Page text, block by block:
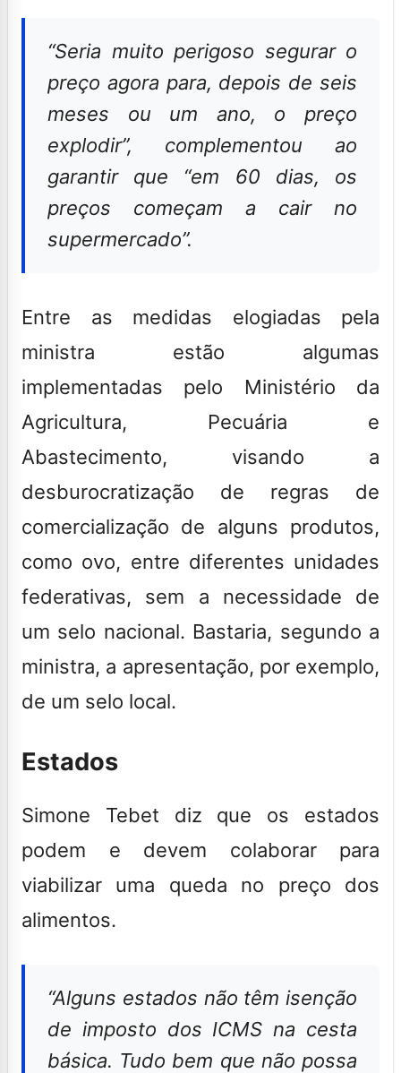
“Seria muito perigoso segurar o
preço agora para, depois de seis
meses ou um ano, o preço
explodir”, complementou ao
garantir que “em 60 dias, os
preços começam a cair no
supermercado”.
Entre as medidas elogiadas pela
ministra estão algumas
implementadas pelo Ministério da
Agricultura, Pecuária e
Abastecimento, visando a
desburocratização de regras de
comercialização de alguns produtos,
como ovo, entre diferentes unidades
federativas, sem a necessidade de
um selo nacional. Bastaria, segundo a
ministra, a apresentação, por exemplo,
de um selo local.
Estados
Simone Tebet diz que os estados
podem e devem colaborar para
viabilizar uma queda no preço dos
alimentos.
“Alguns estados não têm isenção
de imposto dos ICMS na cesta
básica. Tudo bem que não possa